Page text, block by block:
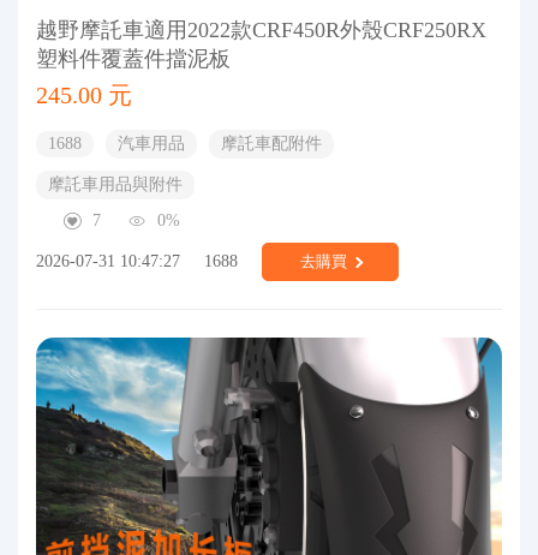
越野摩託車適用2022款CRF450R外殼CRF250RX
塑料件覆蓋件擋泥板
245.00 元
1688 汽車用品 摩託車配附件
摩託車用品與附件
7
0%
2026-07-31 10:47:27 1688 去購買